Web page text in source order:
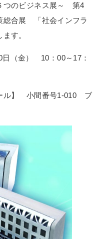
つのビジネス展～ 第4
総合展 「社会インフラ
す。
（金） 10：00～17：
ル】 小間番号1-010 ブ